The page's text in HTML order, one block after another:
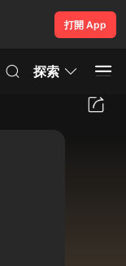
打開 App
探索